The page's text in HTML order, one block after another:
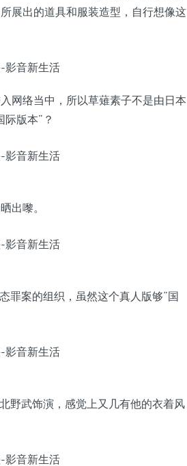
展出的道具和服装造型，自行想像这
网络当中，所以草薙素子不是由日本
版本”？
出嚟。
罪案的组织，虽然这个真人版够“国
野武饰演，感觉上又几有他的衣着风